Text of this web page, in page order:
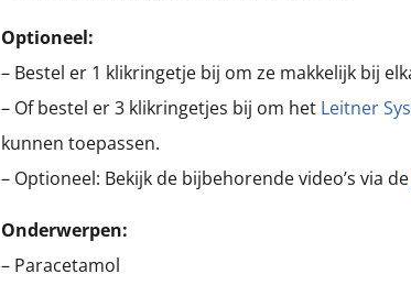
Optioneel:
– Bestel er 1 klikringetje bij om ze makkelijk bij
– Of bestel er 3 klikringetjes bij om het Leitner
kunnen toepassen.
– Optioneel: Bekijk de bijbehorende video’s via de
Onderwerpen:
– Paracetamol